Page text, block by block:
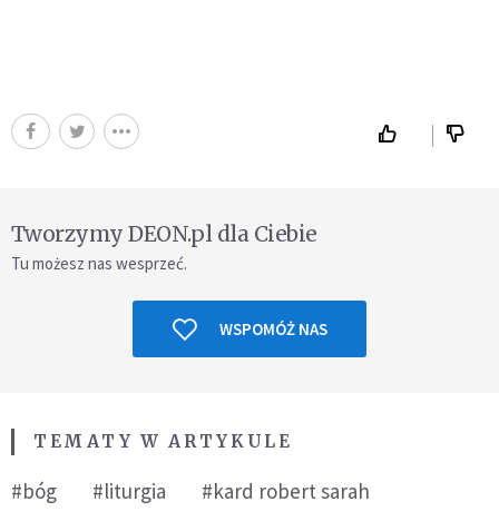
Tworzymy DEON.pl dla Ciebie
Tu możesz nas wesprzeć.
WSPOMÓŻ NAS
TEMATY W ARTYKULE
#bóg #liturgia #kard robert sarah